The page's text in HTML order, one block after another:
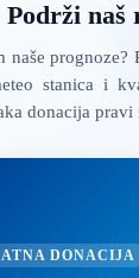
Podrži naš
naše prognoze?
stanica i
donacija pravi
DONACIJA